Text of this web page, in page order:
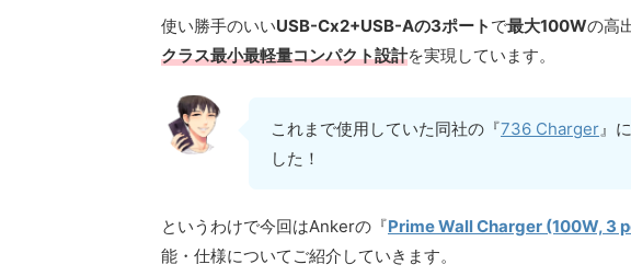
使い勝手のいいUSB-Cx2+USB-Aの3ポート で最大100Wの高
クラス最小最軽量コンパクト設計を実現しています。
これまで使用していた同社の『736 Charger』
した！
というわけで今回はAnkerの『Prime Wall Charger (100W, 3
能・仕様についてご紹介していきます。